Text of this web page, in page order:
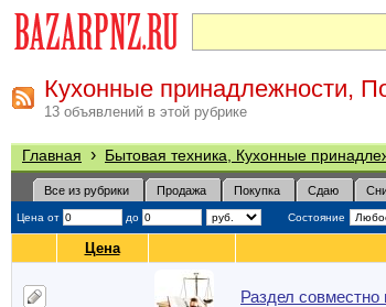
Кухонные принадлежности,
13 объявлений в этой рубрике
Главная › Бытовая техника, Кухонные
Все из рубрики Продажа Покупка Сдаю
Цена от до Состояние
Цена
Раздел